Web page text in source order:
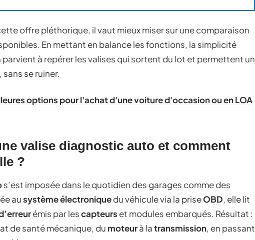
offre pléthorique, il vaut mieux miser sur une comparaison
En mettant en balance les fonctions, la simplicité
à repérer les valises qui sortent du lot et permettent un
se ruiner.
options pour l'achat d'une voiture d'occasion ou en LOA
valise diagnostic auto et comment
?
s’est imposée dans le quotidien des garages comme des
ausystème électroniquedu véhicule via la priseOBD, elle lit
émis par lescapteurs et modules embarqués. Résultat :
de santé mécanique, du moteurà latransmission, en passant